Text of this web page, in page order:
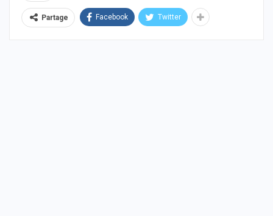
Partage Facebook Twitter